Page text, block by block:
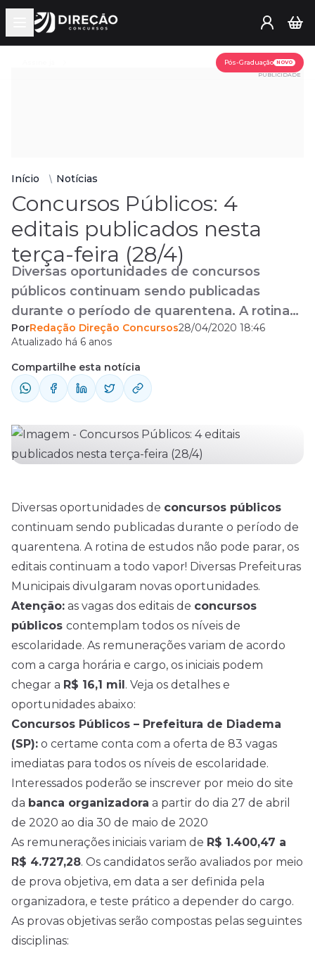
Open main menu
Pós-Graduação NOVO
PUBLICIDADE
Início Notícias
Concursos Públicos: 4
editais publicados nesta
terça-feira (28/4)
Diversas oportunidades de concursos
públicos continuam sendo publicadas
durante o período de quarentena. A rotina
de estudos não pode parar, os editais
continuam a todo vapor! Diversas
Prefeituras Municipais divulgaram novas
oportunidades. Atenção: as vagas dos
todos os níveis de escolaridade. As
remunerações variam de acordo com a
carga horária e cargo, os ...
PorRedação Direção Concursos28/04/2020 18:46
Atualizado há 6 anos
Compartilhe esta notícia
Diversas oportunidades de concursos públicos
continuam sendo publicadas durante o período de
quarentena. A rotina de estudos não pode parar, os
editais continuam a todo vapor! Diversas Prefeituras
Municipais divulgaram novas oportunidades.
Atenção: as vagas dos editais de concursos
públicos contemplam todos os níveis de
escolaridade. As remunerações variam de acordo
com a carga horária e cargo, os iniciais podem
chegar a R$ 16,1 mil. Veja os detalhes e
oportunidades abaixo:
Concursos Públicos – Prefeitura de Diadema
(SP): o certame conta com a oferta de 83 vagas
imediatas para todos os níveis de escolaridade.
Interessados poderão se inscrever por meio do site
da banca organizadora a partir do dia 27 de abril
de 2020 ao dia 30 de maio de 2020
As remunerações iniciais variam de R$ 1.400,47 a
R$ 4.727,28. Os candidatos serão avaliados por meio
de prova objetiva, em data a ser definida pela
organizadora, e teste prático a depender do cargo.
As provas objetivas serão compostas pelas seguintes
disciplinas: